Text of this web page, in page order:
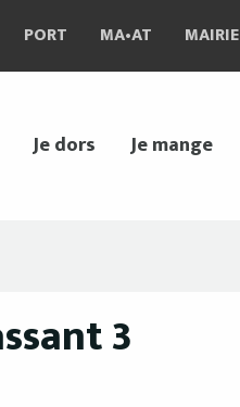
PORT MAIRIE
MA•AT
Je dors Je mange
3